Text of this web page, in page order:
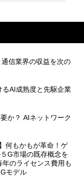
信業界の収益を次の
るAI成熟度と先駆企業
か？ AIネットワーク
何もかもが革命！ゲ
G市場の既存概念を
のライセンス費用も
モデル